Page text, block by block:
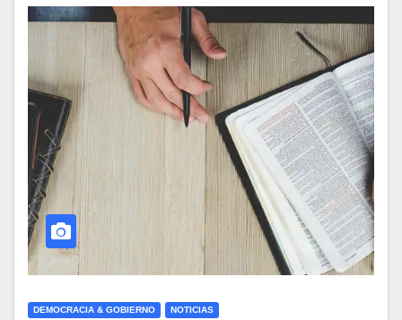
DEMOCRACIA & GOBIERNO NOTICIAS